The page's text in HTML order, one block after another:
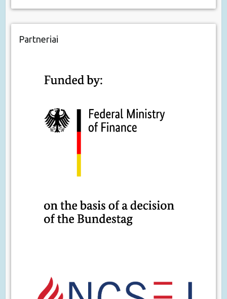
Partneriai